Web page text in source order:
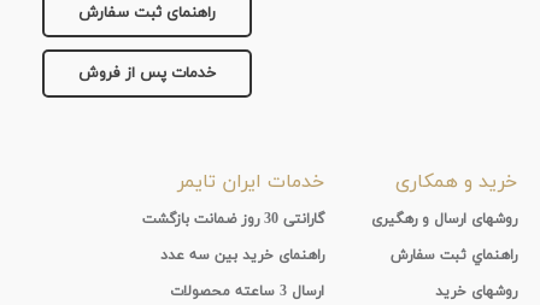
راهنمای ثبت سفارش
خدمات پس از فروش
خرید و همکاری
روشهای ارسال و رهگیری
راهنماي ثبت سفارش
روشهای خرید
خدمات ایران تایمر
گارانتی 30 روز ضمانت بازگشت
راهنمای خرید بین سه عدد
ارسال 3 ساعته محصولات